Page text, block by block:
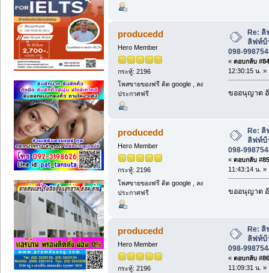
producedd
Hero Member
กระทู้: 2196
โพสขายของฟรี ติด google , ลง
ประกาศฟรี
Re: ลิ
ลิฟท์บ้
098-
« ตอบกลับ
12:30:15 น. »
ขออนุญาต
producedd
Hero Member
กระทู้: 2196
โพสขายของฟรี ติด google , ลง
ประกาศฟรี
Re:
ลิฟท์บ้
098-
« ตอบกลับ
11:43:14 น. »
ขออนุญาต
producedd
Hero Member
กระทู้: 2196
Re:
ลิฟท์บ้
098-
« ตอบกลับ
11:09:31 น. »